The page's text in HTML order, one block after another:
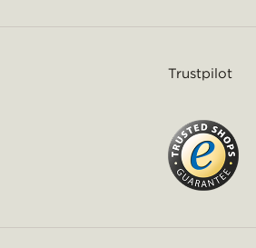
Trustpilot